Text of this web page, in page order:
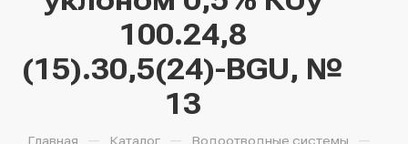
100.24,8
(15).30,5(24)-BGU, №
13
Главная — Каталог — Водоотводные системы —